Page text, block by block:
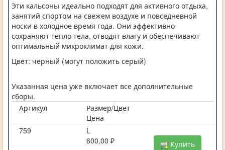
Эти кальсоны идеально подходят для активного отдыха,
занятий спортом на свежем воздухе и повседневной
носки в холодное время года. Они эффективно
сохраняют тепло тела, отводят влагу и обеспечивают
оптимальный микроклимат для кожи.
Цвет: черный (могут положить серый)
Указанная цена уже включает все дополнительные
сборы.
Артикул
Размер/Цвет
Цена
759
L
600,00 ₽
Купить